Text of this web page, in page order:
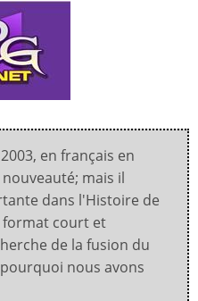
en français en
mais il
dans l'Histoire de
format court et
de la fusion du
nous avons